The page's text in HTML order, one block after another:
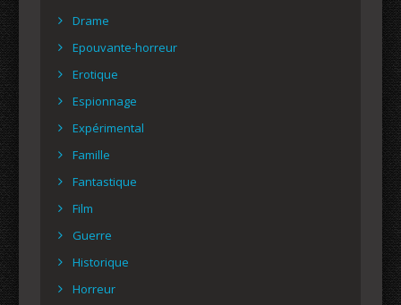
Drame
Epouvante-horreur
Erotique
Espionnage
Expérimental
Famille
Fantastique
Film
Guerre
Historique
Horreur